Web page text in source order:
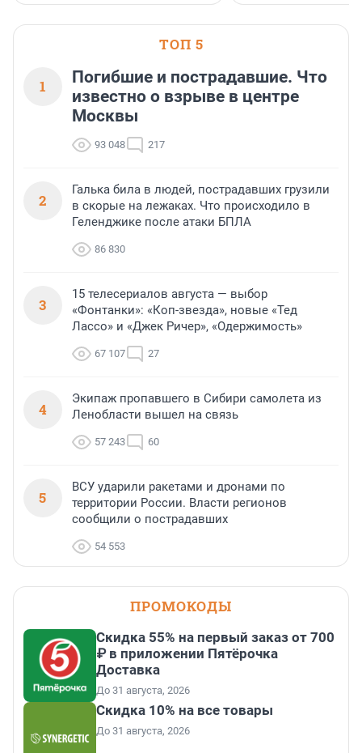
ТОП 5
1
Погибшие и пострадавшие. Что
известно о взрыве в центре
Москвы
93 048 217
2
Галька била в людей, пострадавших грузили
в скорые на лежаках. Что происходило в
Геленджике после атаки БПЛА
86 830
3
15 телесериалов августа — выбор
«Фонтанки»: «Коп-звезда», новые «Тед
Лассо» и «Джек Ричер», «Одержимость»
67 107 27
4
Экипаж пропавшего в Сибири самолета из
Ленобласти вышел на связь
57 243 60
5
ВСУ ударили ракетами и дронами по
территории России. Власти регионов
сообщили о пострадавших
54 553
ПРОМОКОДЫ
Скидка 55% на первый заказ от 700
₽ в приложении Пятёрочка
Доставка
До 31 августа, 2026
Скидка 10% на все товары
До 31 августа, 2026